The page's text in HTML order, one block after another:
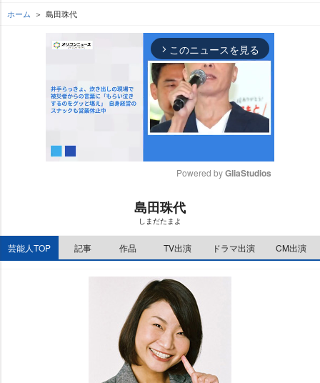
ホーム 島田珠代
arrow_forward_ios このニュースを見る
e
Powered by GliaStudios
島田珠代
しまだたまよ
芸能人TOP 記事 作品 TV出演 ドラマ出演 CM出演